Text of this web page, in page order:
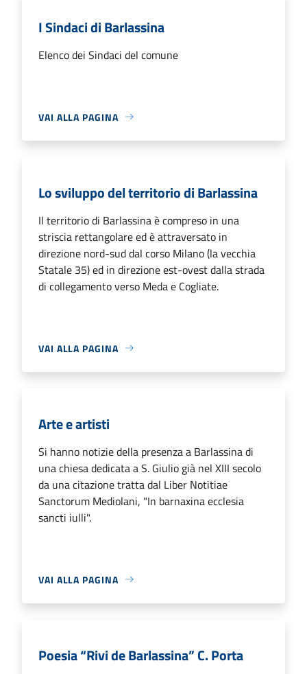
I Sindaci di Barlassina
Elenco dei Sindaci del comune
VAI ALLA PAGINA
Lo sviluppo del territorio di Barlassina
Il territorio di Barlassina è compreso in una
striscia rettangolare ed è attraversato in
direzione nord-sud dal corso Milano (la vecchia
Statale 35) ed in direzione est-ovest dalla strada
di collegamento verso Meda e Cogliate.
VAI ALLA PAGINA
Arte e artisti
Si hanno notizie della presenza a Barlassina di
una chiesa dedicata a S. Giulio già nel XIII secolo
da una citazione tratta dal Liber Notitiae
Sanctorum Mediolani, "In barnaxina ecclesia
sancti iulli".
VAI ALLA PAGINA
Poesia “Rivi de Barlassina” C. Porta